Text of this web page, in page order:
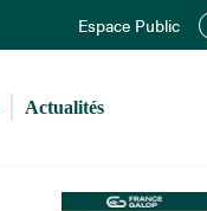
Espace Public
Actualités